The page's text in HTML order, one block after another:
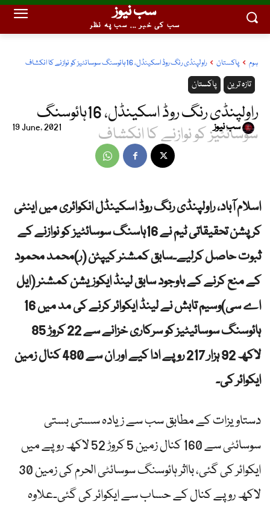
سب نیوز
سب کی خبر ... سب پہ نظر
ہوم پاکستان راولپنڈی رنگ روڈ اسکینڈل، 16ہائوسنگ سوسائٹیز کو نوازنے کا انکشاف
پاکستان تازہ ترین
راولپنڈی رنگ روڈ اسکینڈل، 16ہائوسنگ
سوسائٹیز کو نوازنے کا انکشاف
19 June, 2021 سب نیوز
اسلام آباد، راولپنڈی رنگ روڈ اسکینڈل انکوائری میں اینٹی
کرپشن تحقیقاتی ٹیم نے 16ہاسنگ سوسائٹیز کو نوازنے کے
ثبوت حاصل کرلیے۔سابق کمشنر کیپٹن (ر)محمد محمود
کے منع کرنے کے باوجود سابق لینڈ ایکوزیشن کمشنر (ایل
اے سی)وسیم تابش نے لینڈ ایکوائر کرنے کی مد میں 16
ہائوسنگ سوسائیٹیز کو سرکاری خزانے سے 22 کروڑ 85
لاکھ 92 ہزار 217 روپے ادا کیے اور ان سے 480 کنال زمین
ایکوائر کی۔
دستاویزات کے مطابق سب سے زیادہ سستی بستی
سوسائٹی سے 160 کنال زمین 5 کروڑ 52 لاکھ روپے میں
ایکوائر کی گئی، بااثر ہائوسنگ سوسائٹی الحرم کی زمین 30
لاکھ روپے کنال کے حساب سے ایکوائر کی گئی۔علاوہ